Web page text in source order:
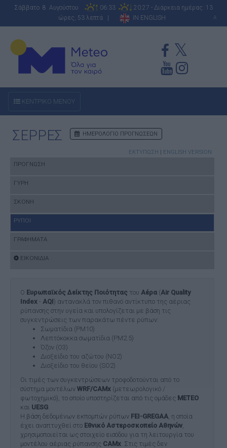
Σάββατο 8 Αυγούστου 06:33
20:27 - Διάρκεια ημέρας: 13
ώρες, 53 λεπτά |
IN ENGLISH A
ΚΕΝΤΡΙΚΟ ΜΕΝΟΥ
ΣΕΡΡΕΣ ΗΜΕΡΟΛΟΓΙΟ ΠΡΟΓΝΩΣΕΩΝ
ΕΚΤΥΠΩΣΗ | ENGLISH VERSION
ΠΡΟΓΝΩΣΗ
ΓΥΡΗ
ΣΚΟΝΗ
ΡΥΠΟΙ
ΓΡΑΦΗΜΑΤΑ
ΕΙΚΟΝΙΔΙΑ
Ο Ευρωπαϊκός Δείκτης Ποιότητας του Αέρα (Air Quality
Index - AQI ) αντανακλά τον πιθανό αντίκτυπο της αέριας
ρύπανσης στην υγεία και υπολογίζεται με βάση τις
συγκεντρώσεις των παρακάτω πέντε ρύπων:
Σωματίδια (PM10)
Λεπτόκοκκα σωματίδια (PM2.5)
Όζον (O3)
Διοξείδιο του αζώτου (NO2)
Διοξείδιο του θείου (SO2)
Οι τιμές των συγκεντρώσεων τροφοδοτούνται από το
σύστημα μοντέλων WRF/CAMx (μετεωρολογικό /
φωτοχημικό), το οποίο υποστηρίζεται από τις ομάδες ΜΕΤΕΟ
και UESG.
Η βάση δεδομένων εκπομπών ρύπων FEI-GREGAA, η οποία
έχει αναπτυχθεί στο Εθνικό Αστεροσκοπείο Αθηνών,
χρησιμοποιείται ως στοιχείο εισόδου για τη λειτουργία του
μοντέλου αέριας ρύπανσης CAMx. Στις τιμές δεν